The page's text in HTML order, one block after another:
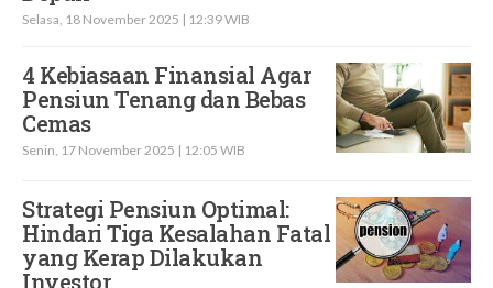
Selasa, 18 November 2025 | 12:39 WIB
4 Kebiasaan Finansial Agar
Pensiun Tenang dan Bebas
Cemas
Senin, 17 November 2025 | 12:05 WIB
Strategi Pensiun Optimal:
Hindari Tiga Kesalahan Fatal
yang Kerap Dilakukan
Investor